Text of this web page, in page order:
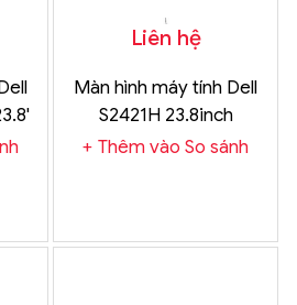
Liên hệ
Màn hình máy tính Dell
S2421H 23.8inch
Thêm vào So sánh